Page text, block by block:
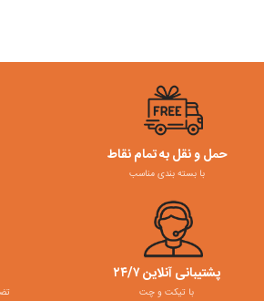
حمل و نقل به تمام نقاط
با بسته بندی مناسب
پشتیبانی آنلاین ۲۴/۷
با تیکت و چت